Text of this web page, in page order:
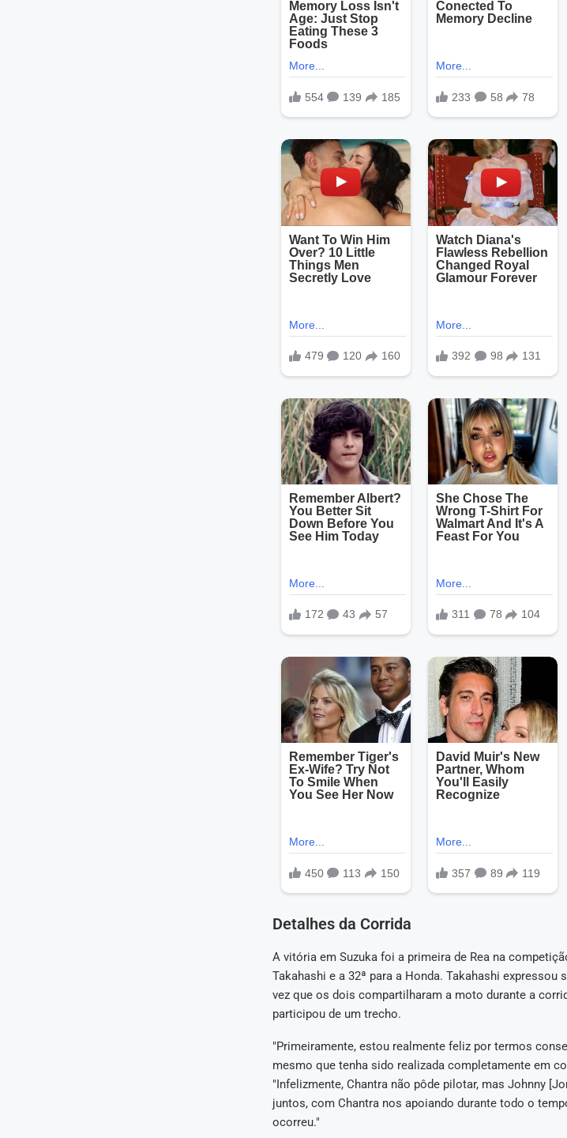
Detalhes da Corrida
A vitória em Suzuka foi a primeira de Rea na
Takahashi e a 32ª para a Honda. Takahashi expressou
vez que os dois compartilharam a moto durante a
participou de um trecho.
"Primeiramente, estou realmente feliz por termos
mesmo que tenha sido realizada completamente em
"Infelizmente, Chantra não pôde pilotar, mas Johnny
juntos, com Chantra nos apoiando durante todo o
ocorreu."